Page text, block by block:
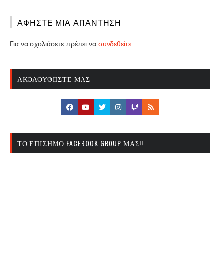
ΑΦΉΣΤΕ ΜΙΑ ΑΠΆΝΤΗΣΗ
Για να σχολιάσετε πρέπει να συνδεθείτε
ΑΚΟΛΟΥΘΉΣΤΕ ΜΑΣ
ΤΟ ΕΠΊΣΗΜΟ FACEBOOK GROUP ΜΑΣ!!